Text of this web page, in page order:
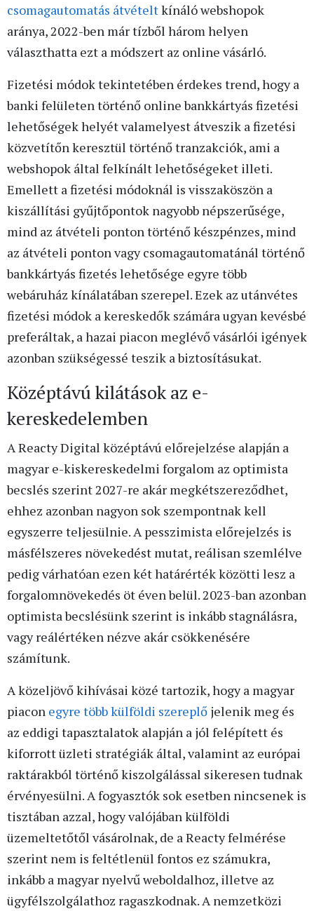
csomagautomatás átvételtkínáló webshopok
aránya, 2022-ben már tízből három helyen
választhatta ezt a módszert az online vásárló.
Fizetési módok tekintetében érdekes trend, hogy a
banki felületen történő online bankkártyás fizetési
lehetőségek helyét valamelyest átveszik a fizetési
közvetítőn keresztül történő tranzakciók, ami a
webshopok által felkínált lehetőségeket illeti.
Emellett a fizetési módoknál is visszaköszön a
kiszállítási gyűjtőpontok nagyobb népszerűsége,
mind az átvételi ponton történő készpénzes, mind
az átvételi ponton vagy csomagautomatánál történő
bankkártyás fizetés lehetősége egyre több
webáruház kínálatában szerepel. Ezek az utánvétes
fizetési módok a kereskedők számára ugyan kevésbé
preferáltak, a hazai piacon meglévő vásárlói igények
azonban szükségessé teszik a biztosításukat.
Középtávú kilátások az e-
kereskedelemben
A Reacty Digital középtávú előrejelzése alapján a
magyar e-kiskereskedelmi forgalom az optimista
becslés szerint 2027-re akár megkétszereződhet,
ehhez azonban nagyon sok szempontnak kell
egyszerre teljesülnie. A pesszimista előrejelzés is
másfélszeres növekedést mutat, reálisan szemlélve
pedig várhatóan ezen két határérték közötti lesz a
forgalomnövekedés öt éven belül. 2023-ban azonban
optimista becslésünk szerint is inkább stagnálásra,
vagy reálértéken nézve akár csökkenésére
számítunk.
A közeljövő kihívásai közé tartozik, hogy a magyar
piacon egyre több külföldi szereplő jelenik meg és
az eddigi tapasztalatok alapján a jól felépített és
kiforrott üzleti stratégiák által, valamint az európai
raktárakból történő kiszolgálással sikeresen tudnak
érvényesülni. A fogyasztók sok esetben nincsenek is
tisztában azzal, hogy valójában külföldi
üzemeltetőtől vásárolnak, de a Reacty felmérése
szerint nem is feltétlenül fontos ez számukra,
inkább a magyar nyelvű weboldalhoz, illetve az
ügyfélszolgálathoz ragaszkodnak. A nemzetközi